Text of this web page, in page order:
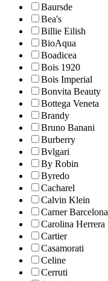
Baursde
Bea's
Billie Eilish
BioAqua
Boadicea
Bois 1920
Bois Imperial
Bonvita Beauty
Bottega Veneta
Brandy
Bruno Banani
Burberry
Bvlgari
By Robin
Byredo
Cacharel
Calvin Klein
Carner Barcelona
Carolina Herrera
Cartier
Casamorati
Celine
Cerruti